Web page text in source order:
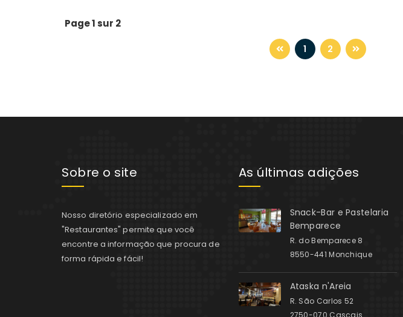
Page 1 sur 2
1 2
Sobre o site
Nosso diretório especializado em
"Restaurantes" permite que você
encontre a informação que procura de
forma rápida e fácil!
As últimas adições
Snack-Bar e Pastelaria
Bemparece
R. do Bemparece 8
8550-441 Monchique
Ataska n'Areia
R. São Carlos 52
2750-070 Cascais